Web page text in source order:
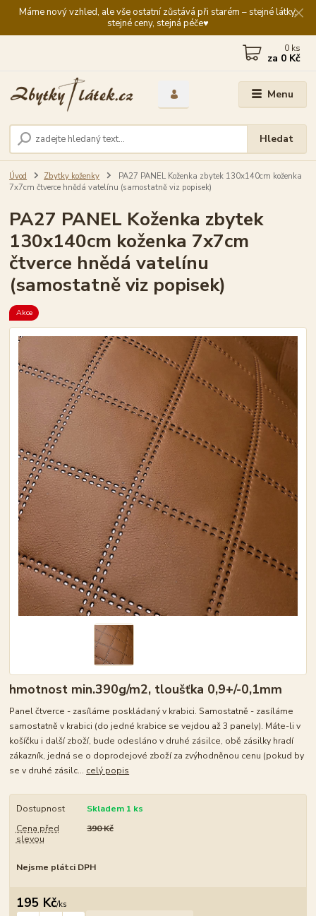
Máme nový vzhled, ale vše ostatní zůstává při starém – stejné látky,
stejné ceny, stejná péče♥️
Menu
Hledat
0 ks
za 0 Kč
Úvod Zbytky koženky
PA27 PANEL Koženka zbytek 130x140cm koženka
7x7cm čtverce hnědá vatelínu (samostatně viz popisek)
PA27 PANEL Koženka zbytek
130x140cm koženka 7x7cm
čtverce hnědá vatelínu
(samostatně viz popisek)
Akce
hmotnost min.390g/m2, tloušťka 0,9+/-0,1mm
Panel čtverce - zasíláme poskládaný v krabici. Samostatně - zasíláme
samostatně v krabici (do jedné krabice se vejdou až 3 panely). Máte-li v
košíčku i další zboží, bude odesláno v druhé zásilce, obě zásilky hradí
zákazník, jedná se o doprodejové zboží za zvýhodněnou cenu (pokud by
se v druhé zásilc... celý popis
Dostupnost
Skladem 1 ks
Cena před
slevou
390 Kč
Nejsme plátci DPH
195 Kč/ks